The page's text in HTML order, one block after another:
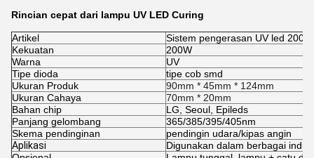
Rincian cepat dari lampu UV LED Curing
Artikel
Sistem pengerasan UV led 200W
Kekuatan
200W
Warna
UV
Tipe dioda
tipe cob smd
Ukuran Produk
90mm * 45mm * 124mm
Ukuran Cahaya
70mm * 20mm
Bahan chip
LG, Seoul, Epileds
Panjang gelombang
365/385/395/405nm
Skema pendinginan
pendingin udara/kipas angin
Aplikasi
Digunakan dalam berbagai